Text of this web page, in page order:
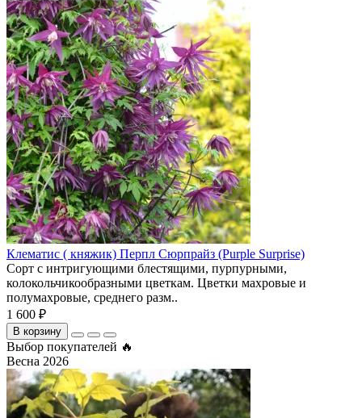
Клематис ( княжик) Перпл Сюрпрайз (Purple Surprise)
Сорт с интригующими блестящими, пурпурными,
колокольчикообразными цветкам. Цветки махровые и
полумахровые, среднего разм..
1 600 ₽
В корзину
Выбор покупателей 🔥
Весна 2026